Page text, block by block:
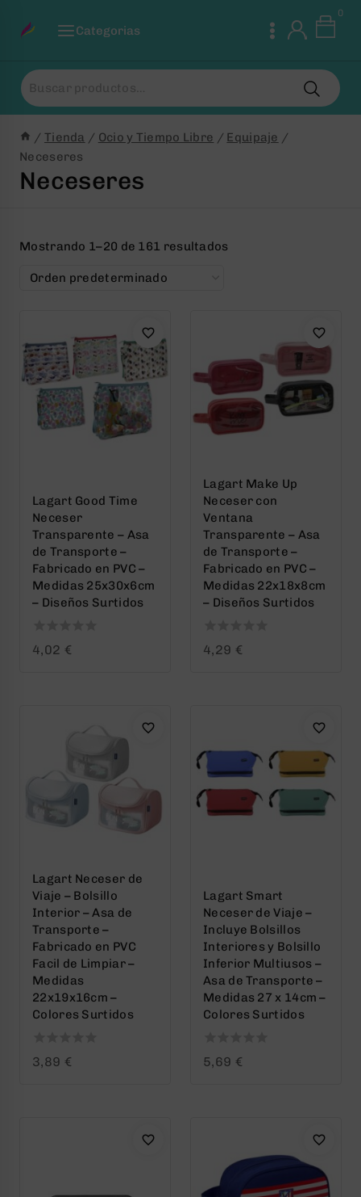
Categorias
0
Buscar
por:
/ Tienda / Ocio y Tiempo Libre / Equipaje /
Neceseres
Neceseres
Mostrando 1–20 de 161 resultados
Lagart Good Time
Neceser
Transparente – Asa
de Transporte –
Fabricado en PVC –
Medidas 25x30x6cm
– Diseños Surtidos
0
4,02 €
Lagart Make Up
Neceser con
Ventana
Transparente – Asa
de Transporte –
Fabricado en PVC –
Medidas 22x18x8cm
– Diseños Surtidos
0
4,29 €
Lagart Neceser de
Viaje – Bolsillo
Interior – Asa de
Transporte –
Fabricado en PVC
Facil de Limpiar –
Medidas
22x19x16cm –
Colores Surtidos
0
3,89 €
Lagart Smart
Neceser de Viaje –
Incluye Bolsillos
Interiores y Bolsillo
Inferior Multiusos –
Asa de Transporte –
Medidas 27 x 14cm –
Colores Surtidos
0
5,69 €